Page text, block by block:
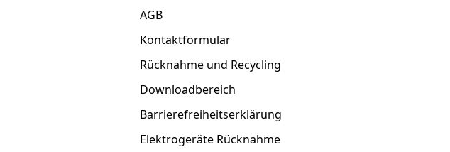
AGB
Kontaktformular
Rücknahme und Recycling
Downloadbereich
Barrierefreiheitserklärung
Elektrogeräte Rücknahme